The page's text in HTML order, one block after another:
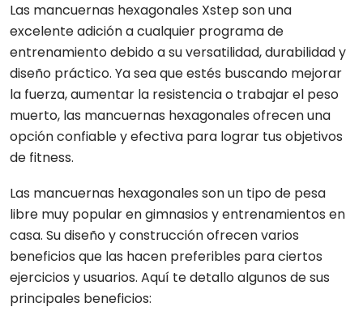
Las mancuernas hexagonales Xstep son una
excelente adición a cualquier programa de
entrenamiento debido a su versatilidad, durabilidad y
diseño práctico. Ya sea que estés buscando mejorar
la fuerza, aumentar la resistencia o trabajar el peso
muerto, las mancuernas hexagonales ofrecen una
opción confiable y efectiva para lograr tus objetivos
de fitness.
Las mancuernas hexagonales son un tipo de pesa
libre muy popular en gimnasios y entrenamientos en
casa. Su diseño y construcción ofrecen varios
beneficios que las hacen preferibles para ciertos
ejercicios y usuarios. Aquí te detallo algunos de sus
principales beneficios: